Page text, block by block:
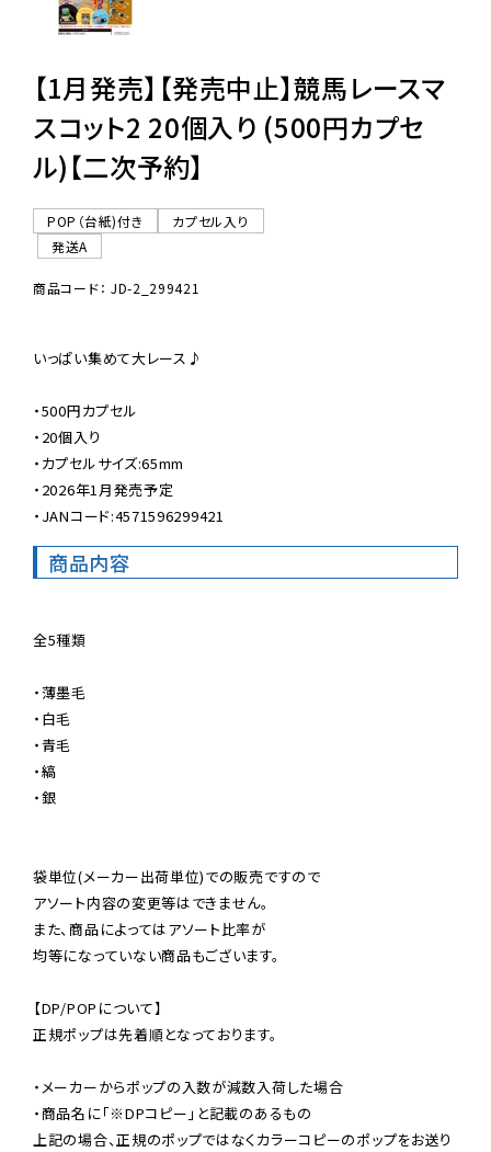
【1月発売】【発売中止】競馬レースマ
スコット2 20個入り (500円カプセ
ル)【二次予約】
POP（台紙)付き
カプセル入り
発送A
商品コード： JD-2_299421
いっぱい集めて大レース♪
・500円カプセル
・20個入り
・カプセルサイズ:65mm
・2026年1月発売予定
・JANコード:4571596299421
商品内容
全5種類
・薄墨毛
・白毛
・青毛
・縞
・銀
袋単位(メーカー出荷単位)での販売ですので
アソート内容の変更等はできません。
また、商品によってはアソート比率が
均等になっていない商品もございます。
【DP/POPについて】
正規ポップは先着順となっております。
・メーカーからポップの入数が減数入荷した場合
・商品名に「※DPコピー」と記載のあるもの
上記の場合、正規のポップではなくカラーコピーのポップをお送り